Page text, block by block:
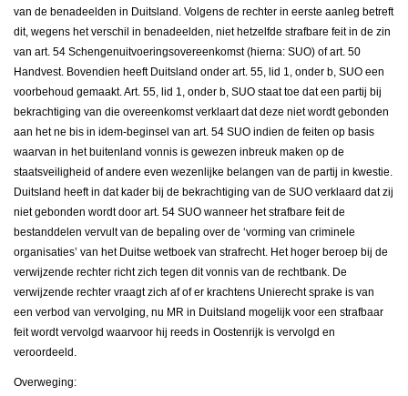
van de benadeelden in Duitsland. Volgens de rechter in eerste aanleg betreft
dit, wegens het verschil in benadeelden, niet hetzelfde strafbare feit in de zin
van art. 54 Schengenuitvoeringsovereenkomst (hierna: SUO) of art. 50
Handvest. Bovendien heeft Duitsland onder art. 55, lid 1, onder b, SUO een
voorbehoud gemaakt. Art. 55, lid 1, onder b, SUO staat toe dat een partij bij
bekrachtiging van die overeenkomst verklaart dat deze niet wordt gebonden
aan het ne bis in idem-beginsel van art. 54 SUO indien de feiten op basis
waarvan in het buitenland vonnis is gewezen inbreuk maken op de
staatsveiligheid of andere even wezenlijke belangen van de partij in kwestie.
Duitsland heeft in dat kader bij de bekrachtiging van de SUO verklaard dat zij
niet gebonden wordt door art. 54 SUO wanneer het strafbare feit de
bestanddelen vervult van de bepaling over de ‘vorming van criminele
organisaties’ van het Duitse wetboek van strafrecht. Het hoger beroep bij de
verwijzende rechter richt zich tegen dit vonnis van de rechtbank. De
verwijzende rechter vraagt zich af of er krachtens Unierecht sprake is van
een verbod van vervolging, nu MR in Duitsland mogelijk voor een strafbaar
feit wordt vervolgd waarvoor hij reeds in Oostenrijk is vervolgd en
veroordeeld.
Overweging: